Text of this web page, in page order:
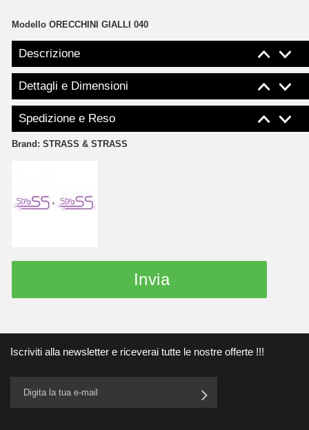
Modello ORECCHINI GIALLI 040
Descrizione
Dettagli e Dimensioni
Spedizione e Reso
Brand: STRASS & STRASS
Invia
Iscriviti alla newsletter e riceverai tutte le nostre offerte !!!